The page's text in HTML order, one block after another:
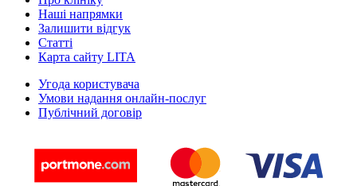
Наші напрямки
Залишити відгук
Статті
Карта сайту LITA
Угода користувача
Умови надання онлайн-послуг
Публічний договір